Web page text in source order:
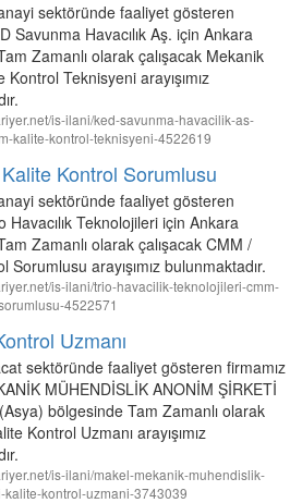
sektöründe faaliyet gösteren
Savunma Havacılık Aş. için Ankara
Zamanlı olarak çalışacak Mekanik
Kontrol Teknisyeni arayışımız
is-ilani/ked-savunma-havacilik-as-
kalite-kontrol-teknisyeni-4522619
Kontrol Sorumlusu
sektöründe faaliyet gösteren
Havacılık Teknolojileri için Ankara
Zamanlı olarak çalışacak CMM /
Sorumlusu arayışımız bulunmaktadır.
is-ilani/trio-havacilik-teknolojileri-cmm-
4522571
Uzmanı
sektöründe faaliyet gösteren firmamız
MÜHENDİSLİK ANONİM ŞİRKETİ
bölgesinde Tam Zamanlı olarak
Kontrol Uzmanı arayışımız
is-ilani/makel-mekanik-muhendislik-
kalite-kontrol-uzmani-3743039